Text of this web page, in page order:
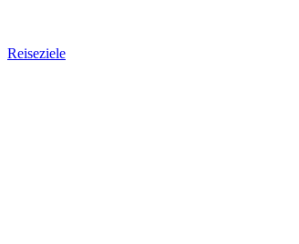
Reiseziele